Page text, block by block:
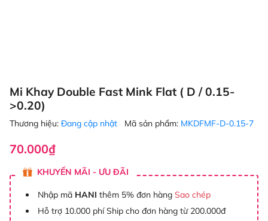
Mi Khay Double Fast Mink Flat ( D / 0.15-
>0.20)
Thương hiệu: Đang cập nhật Mã sản phẩm: MKDFMF-D-0.15-7
70.000₫
KHUYẾN MÃI - ƯU ĐÃI
Nhập mã HANI thêm 5% đơn hàng Sao chép
Hỗ trợ 10.000 phí Ship cho đơn hàng từ 200.000đ